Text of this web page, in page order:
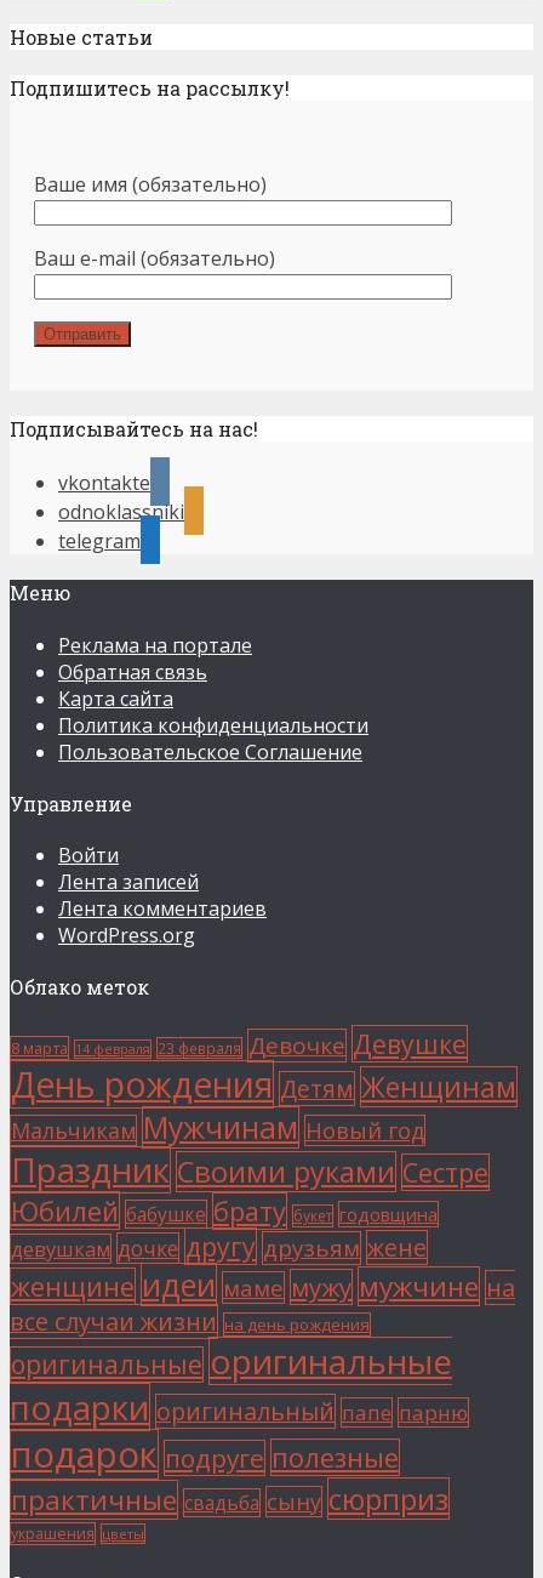
Новые статьи
Подпишитесь на рассылку!
Ваше имя (обязательно)
Ваш e-mail (обязательно)
Подписывайтесь на нас!
vkontakte
odnoklassniki
telegram
Меню
Реклама на портале
Обратная связь
Карта сайта
Политика конфиденциальности
Пользовательское Соглашение
Управление
Войти
Лента записей
Лента комментариев
WordPress.org
Облако меток
8 марта 14 февраля 23 февраля Девочке Девушке
День рождения Детям Женщинам
Мальчикам Мужчинам Новый год
Праздник Своими руками Сестре
Юбилей бабушке брату букет годовщина
девушкам дочке другу друзьям жене
женщине идеи маме мужу мужчине на
все случаи жизни на день рождения
оригинальные оригинальные
подарки оригинальный папе парню
подарок подруге полезные
практичные свадьба сыну сюрприз
украшения цветы